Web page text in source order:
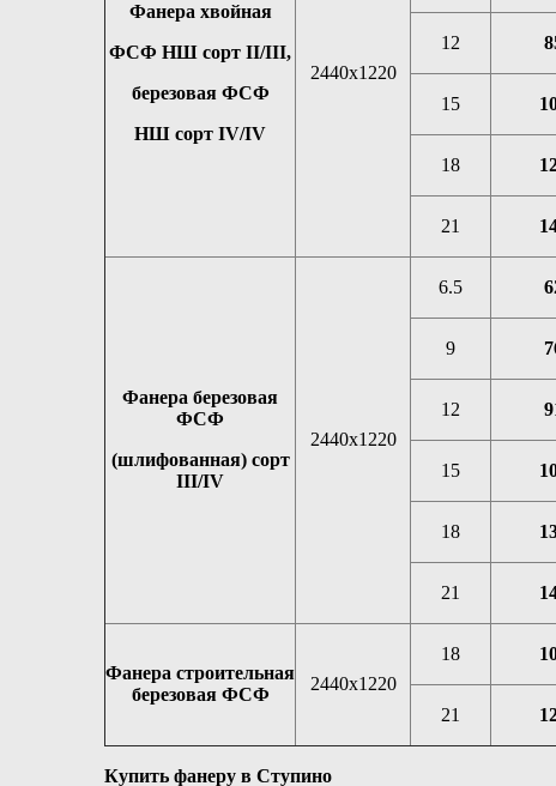
Фанера хвойная
ФСФ НШ сорт II/III,
березовая ФСФ
НШ сорт IV/IV
2440х1220
12
15
18
21
Фанера березовая
ФСФ
(шлифованная) сорт
III/IV
2440х1220
6.5
9
12
15
18
21
Фанера строительная
березовая ФСФ
2440х1220
18
21
Купить фанеру в Ступино